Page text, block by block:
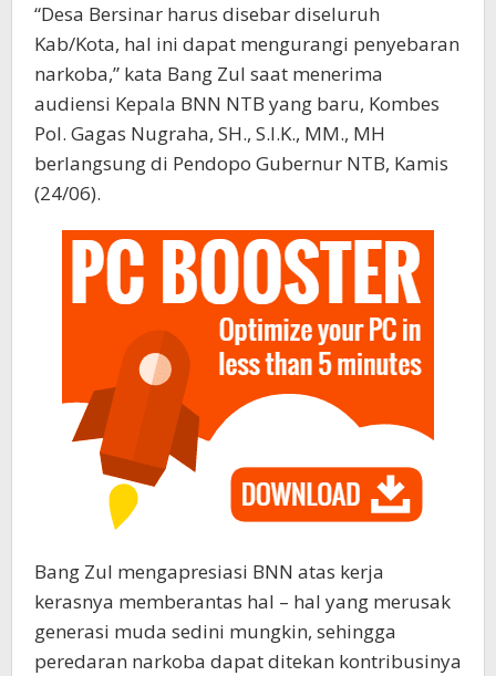
“Desa Bersinar harus disebar diseluruh
Kab/Kota, hal ini dapat mengurangi penyebaran
narkoba,” kata Bang Zul saat menerima
audiensi Kepala BNN NTB yang baru, Kombes
Pol. Gagas Nugraha, SH., S.I.K., MM., MH
berlangsung di Pendopo Gubernur NTB, Kamis
(24/06).
Bang Zul mengapresiasi BNN atas kerja
kerasnya memberantas hal – hal yang merusak
generasi muda sedini mungkin, sehingga
peredaran narkoba dapat ditekan kontribusinya